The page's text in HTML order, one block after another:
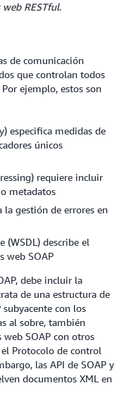
web RESTful.
de comunicación
que controlan todos
ejemplo, estos son
especifica medidas de
únicos
requiere incluir
metadatos
la gestión de errores en
(WSDL) describe el
web SOAP
debe incluir la
de una estructura de
con los
al sobre, también
web SOAP con otros
Protocolo de control
las API de SOAP y
documentos XML en